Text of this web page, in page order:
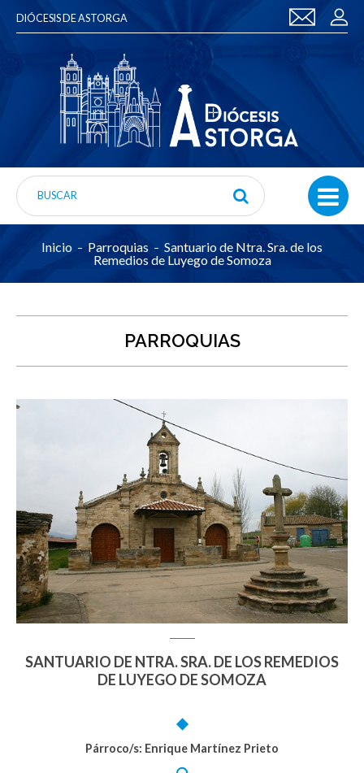
DIÓCESIS DE ASTORGA
Inicio Parroquias
Santuario de Ntra. Sra. de los
Remedios de Luyego de Somoza
PARROQUIAS
SANTUARIO DE NTRA. SRA. DE LOS REMEDIOS
DE LUYEGO DE SOMOZA
Párroco/s: Enrique Martínez Prieto